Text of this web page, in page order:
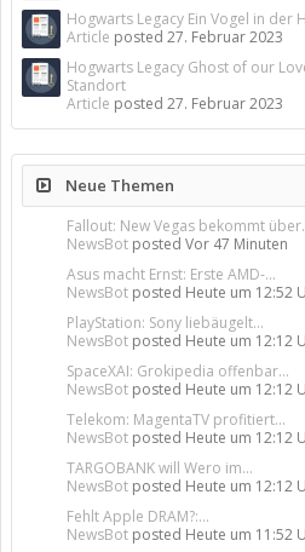
Hogwarts Legacy Ein Vogel in der
Article posted 27. Februar 2023
Hogwarts Legacy Ghost of our
Standort
Article posted 27. Februar 2023
Neue Themen
Fallout: New Vegas bekommt
NewsBot posted Vor 47 Minuten
Asus macht Ernst: Erste AMD-...
NewsBot posted Heute um 12:52
PlayStation: Sony liebäugelt...
NewsBot posted Heute um 12:12
SpaceXAI: Grokipedia offenbar...
NewsBot posted Heute um 12:12
Telekom: MagentaTV profitiert...
NewsBot posted Heute um 12:12
TARGOBANK will Wero im...
NewsBot posted Heute um 12:12
Fehlt Apple DRAM?:...
NewsBot posted Heute um 11:52